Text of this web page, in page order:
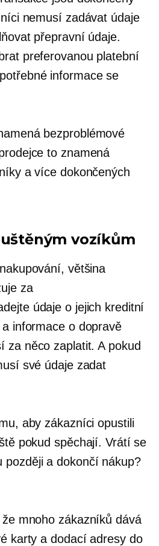
nemusí zadávat údaje
přepravní údaje.
preferovanou platební
informace se
bezproblémové
to znamená
a více dokončených
vozíkům
většina
za
údaje o jejich kreditní
informace o dopravě
za něco zaplatit. A pokud
své údaje zadat
aby zákazníci opustili
pokud spěchají. Vrátí se
později a dokončí nákup?
mnoho zákazníků dává
karty a dodací adresy do